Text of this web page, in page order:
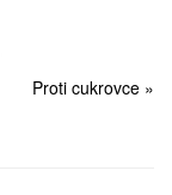
Proti cukrovce »